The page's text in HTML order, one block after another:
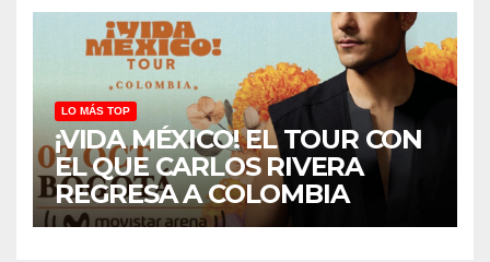
LO MÁS TOP
¡VIDA MÉXICO! EL TOUR CON
EL QUE CARLOS RIVERA
REGRESA A COLOMBIA